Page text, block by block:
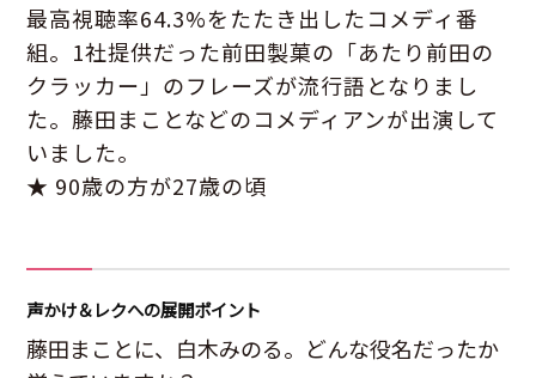
最高視聴率64.3%をたたき出したコメディ番
組。1社提供だった前田製菓の「あたり前田の
クラッカー」のフレーズが流行語となりまし
た。藤田まことなどのコメディアンが出演して
いました。
★ 90歳の方が27歳の頃
声かけ＆レクへの展開ポイント
藤田まことに、白木みのる。どんな役名だったか